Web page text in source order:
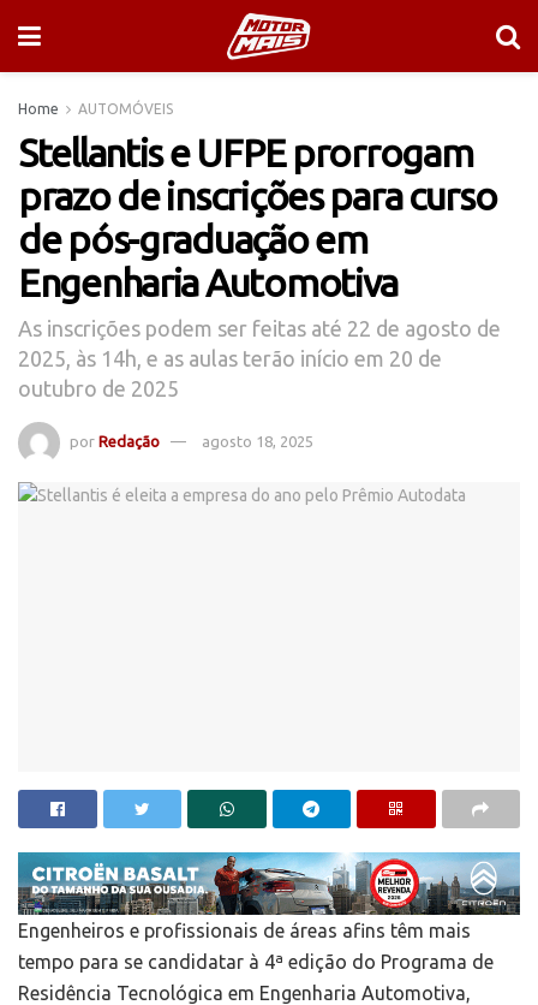
Home AUTOMÓVEIS
Stellantis e UFPE prorrogam
prazo de inscrições para curso
de pós-graduação em
Engenharia Automotiva
As inscrições podem ser feitas até 22 de agosto de
2025, às 14h, e as aulas terão início em 20 de
outubro de 2025
por Redação agosto 18, 2025
Engenheiros e profissionais de áreas afins têm mais
tempo para se candidatar à 4ª edição do Programa de
Residência Tecnológica em Engenharia Automotiva,